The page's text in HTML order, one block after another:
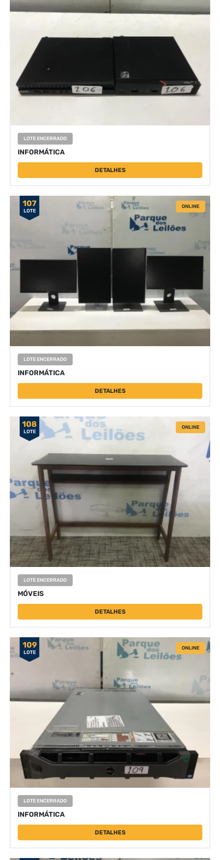
LOTE ENCERRADO
INFORMÁTICA
DETALHES
107
LOTE
ONLINE
LOTE ENCERRADO
INFORMÁTICA
DETALHES
108
LOTE
ONLINE
LOTE ENCERRADO
MÓVEIS
DETALHES
109
LOTE
ONLINE
LOTE ENCERRADO
INFORMÁTICA
DETALHES